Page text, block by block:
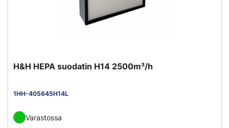
H&H HEPA suodatin H14 2500m³/h
1HH-405645H14L
Varastossa